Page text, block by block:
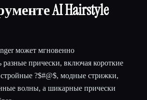
AI Hairstyle
может мгновенно
разные прически, включая короткие
?$#@$, модные стрижки,
волны, а шикарные прически